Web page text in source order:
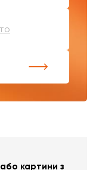
картини з